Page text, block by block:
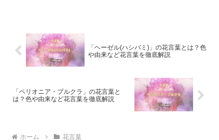
「ヘーゼル(ハシバミ)」の花言葉とは？色
や由来など花言葉を徹底解説
「ペリオニア・プルクラ」の花言葉と
は？色や由来など花言葉を徹底解説
ホーム 花言葉